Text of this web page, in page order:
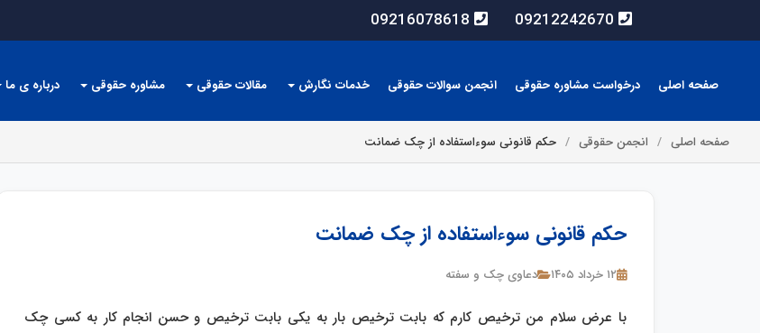
09212242670
09216078618
صفحه اصلی درخواست مشاوره حقوقی انجمن سوالات حقوقی خدمات نگارش مقالات حقوقی مشاوره حقوقی درباره ی ما
صفحه اصلی انجمن حقوقی حکم قانونی سوءاستفاده از چک ضمانت
حکم قانونی سوءاستفاده از چک ضمانت
۱۲ خرداد ۱۴۰۵ دعاوی چک و سفته
با عرض سلام من ترخیص کارم که بابت ترخیص بار به یکی بابت ترخیص و حسن انجام کار به کسی چک